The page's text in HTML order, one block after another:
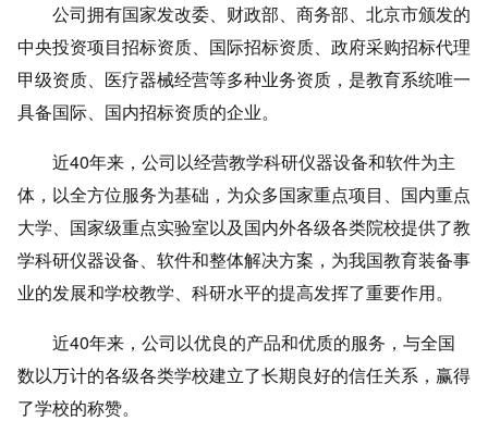
公司拥有国家发改委、财政部、商务部、北京市颁发的
中央投资项目招标资质、国际招标资质、政府采购招标代理
甲级资质、医疗器械经营等多种业务资质，是教育系统唯一
具备国际、国内招标资质的企业。
近40年来，公司以经营教学科研仪器设备和软件为主
体，以全方位服务为基础，为众多国家重点项目、国内重点
大学、国家级重点实验室以及国内外各级各类院校提供了教
学科研仪器设备、软件和整体解决方案，为我国教育装备事
业的发展和学校教学、科研水平的提高发挥了重要作用。
近40年来，公司以优良的产品和优质的服务，与全国
数以万计的各级各类学校建立了长期良好的信任关系，赢得
了学校的称赞。